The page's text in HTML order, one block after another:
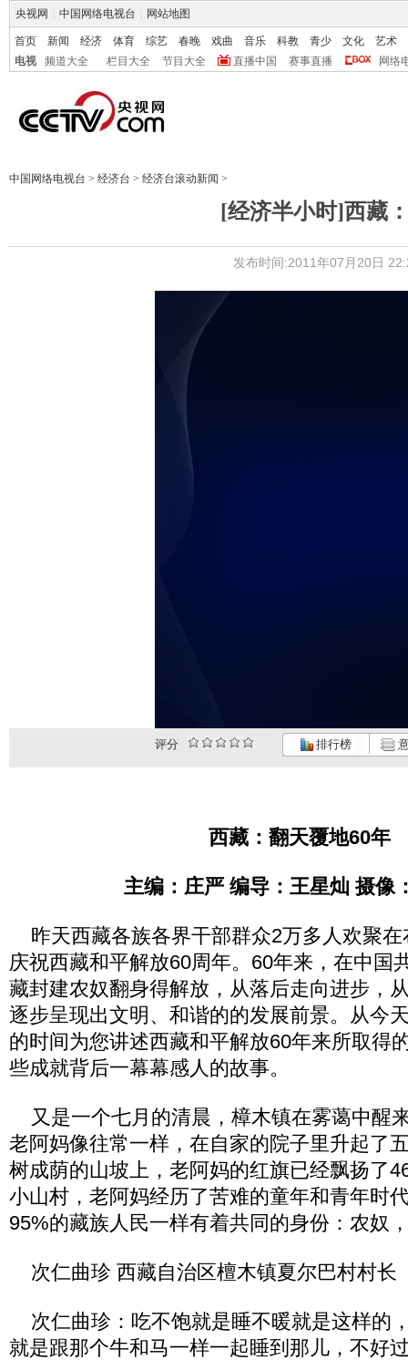
央视网 中国网络电视台 网站地图
首页 新闻 经济 体育 综艺 春晚 戏曲 音乐 科教 青少 文化
艺术
电视
频道大全 栏目大全 节目大全 直播中国 赛事直播 网络
中国网络电视台 > 经济台 > 经济台滚动新闻 >
[经济半小时]西藏
发布时间:2011年07月20日
评分 排行榜
西藏：翻天覆地60年
主编：庄严 编导：王星灿 摄像
昨天西藏各族各界干部群众2万多人欢聚在
庆祝西藏和平解放60周年。60年来，在中国
藏封建农奴翻身得解放，从落后走向进步，
逐步呈现出文明、和谐的的发展前景。从今
的时间为您讲述西藏和平解放60年来所取得
些成就背后一幕幕感人的故事。
又是一个七月的清晨，樟木镇在雾蔼中醒
老阿妈像往常一样，在自家的院子里升起了
树成荫的山坡上，老阿妈的红旗已经飘扬了
小山村，老阿妈经历了苦难的童年和青年时
95%的藏族人民一样有着共同的身份：农奴
次仁曲珍 西藏自治区檀木镇夏尔巴村村长
次仁曲珍：吃不饱就是睡不暖就是这样的
就是跟那个牛和马一样一起睡到那儿，不好